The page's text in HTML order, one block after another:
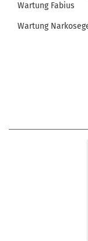
Wartung Fabius
Wartung